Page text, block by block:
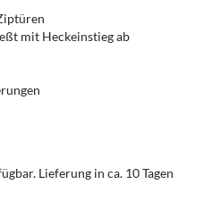
mit Heckeinstieg ab
Lieferung in ca. 10 Tagen